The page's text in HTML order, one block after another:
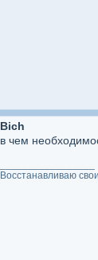
Bich
в чем
Восстанавливаю